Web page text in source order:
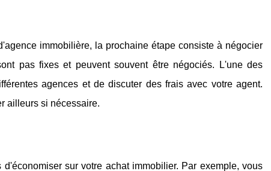
immobilière, la prochaine étape consiste à négocier
pas fixes et peuvent souvent être négociés. L'une des
agences et de discuter des frais avec votre agent.
ailleurs si nécessaire.
sur votre achat immobilier. Par exemple, vous